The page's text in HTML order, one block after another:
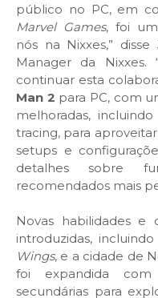
público no PC, em
Marvel Games, foi
nós na Nixxes,”
Manager da Nixxes.
continuar esta
Man 2 para PC, com
melhoradas,
tracing, para
setups e
detalhes sobre
recomendados mais
Novas habilidades e
introduzidas,
Wings, e a cidade de
foi expandida
secundárias para